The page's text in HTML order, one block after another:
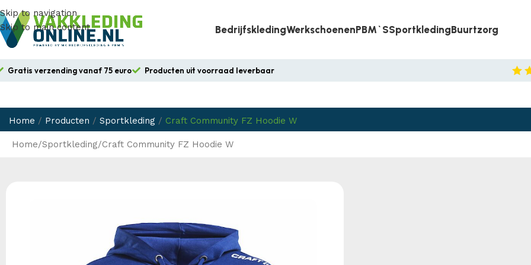
Skip to navigation
Skip to main content
BedrijfskledingWerkschoenenPBM`sSportkledingBuurtzorg
Gratis verzending vanaf 75 euro Producten uit voorraad leverbaar
Home / Producten / Sportkleding / Craft Community FZ Hoodie W
Home Sportkleding Craft Community FZ Hoodie W